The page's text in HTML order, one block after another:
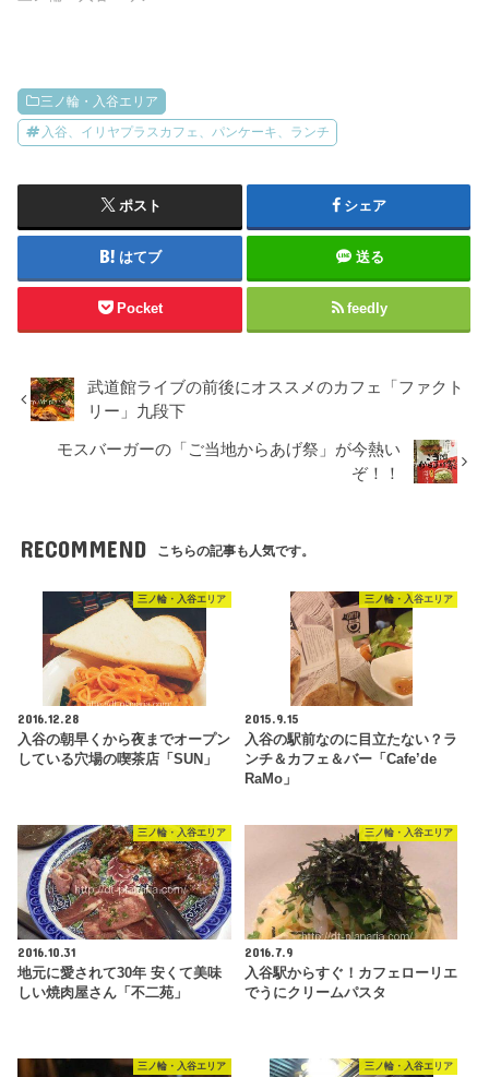
三ノ輪・入谷エリア
入谷、イリヤプラスカフェ、パンケーキ、ランチ
ポスト シェア
はてブ 送る
Pocket feedly
武道館ライブの前後にオススメのカフェ「ファクト
リー」九段下
モスバーガーの「ご当地からあげ祭」が今熱い
ぞ！！
RECOMMEND こちらの記事も人気です。
三ノ輪・入谷エリア
2016.12.28
入谷の朝早くから夜までオープン
している穴場の喫茶店「SUN」
三ノ輪・入谷エリア
2015.9.15
入谷の駅前なのに目立たない？ラ
ンチ＆カフェ＆バー「Cafe’de
RaMo」
三ノ輪・入谷エリア
2016.10.31
地元に愛されて30年 安くて美味
しい焼肉屋さん「不二苑」
三ノ輪・入谷エリア
2016.7.9
入谷駅からすぐ！カフェローリエ
でうにクリームパスタ
三ノ輪・入谷エリア 三ノ輪・入谷エリア